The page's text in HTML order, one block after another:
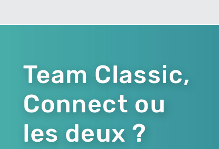
Team Classic,
Connect ou
les deux ?